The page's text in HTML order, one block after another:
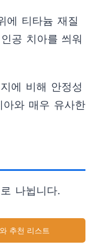
에 티타늄 재질
공 치아를 씌워
에 비해 안정성
와 매우 유사한
나뉩니다.
추천 리스트